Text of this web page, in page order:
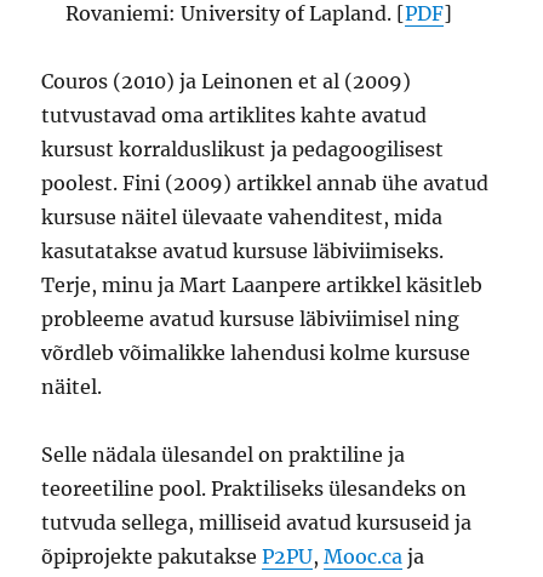
Rovaniemi: University of Lapland. [PDF]
Couros (2010) ja Leinonen et al (2009)
tutvustavad oma artiklites kahte avatud
kursust korralduslikust ja pedagoogilisest
poolest. Fini (2009) artikkel annab ühe avatud
kursuse näitel ülevaate vahenditest, mida
kasutatakse avatud kursuse läbiviimiseks.
Terje, minu ja Mart Laanpere artikkel käsitleb
probleeme avatud kursuse läbiviimisel ning
võrdleb võimalikke lahendusi kolme kursuse
näitel.
Selle nädala ülesandel on praktiline ja
teoreetiline pool. Praktiliseks ülesandeks on
tutvuda sellega, milliseid avatud kursuseid ja
õpiprojekte pakutakseP2PU,Mooc.ca ja